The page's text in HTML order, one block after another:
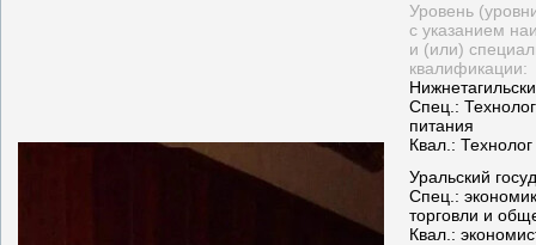
Уровень
с указанием
и (или)
квалификации:
Спец.:
питания
Квал.: Технолог
Уральский
Спец.:
торговли и
Квал.: